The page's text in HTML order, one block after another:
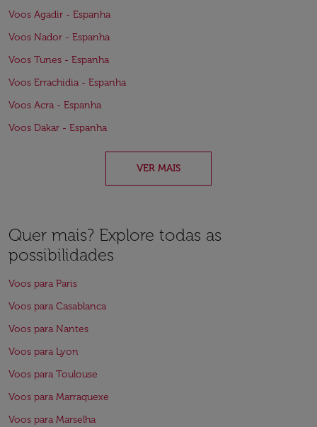
Voos Agadir - Espanha
Voos Nador - Espanha
Voos Tunes - Espanha
Voos Errachidia - Espanha
Voos Acra - Espanha
Voos Dakar - Espanha
VER MAIS
Quer mais? Explore todas as
possibilidades
Voos para Paris
Voos para Casablanca
Voos para Nantes
Voos para Lyon
Voos para Toulouse
Voos para Marraquexe
Voos para Marselha